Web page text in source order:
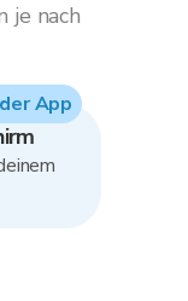
je nach
App